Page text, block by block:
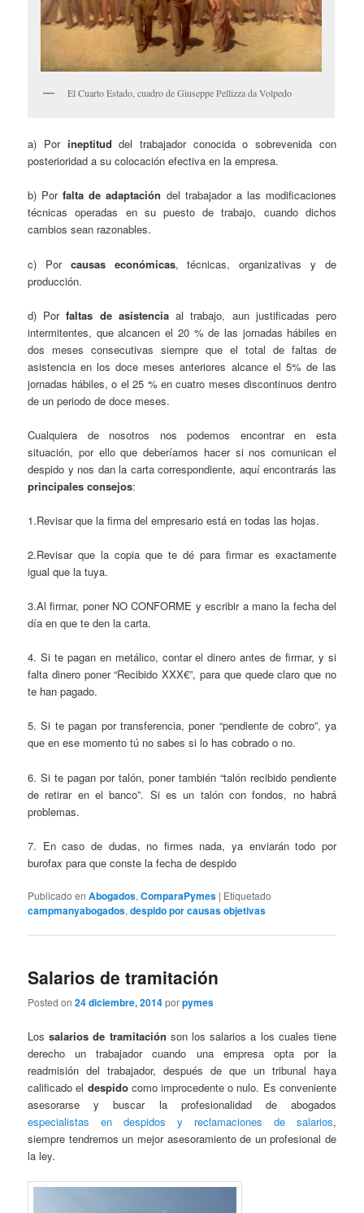
El Cuarto Estado, cuadro de Giuseppe Pellizza da Volpedo
a) Por ineptitud del trabajador conocida o sobrevenida con
posterioridad a su colocación efectiva en la empresa.
b) Porfalta de adaptación del trabajador a las modificaciones
técnicas operadas en su puesto de trabajo, cuando dichos
cambios sean razonables.
c) Por causas económicas, técnicas, organizativas y de
producción.
d) Porfaltas de asistenciaal trabajo, aun justificadas pero
intermitentes, que alcancen el 20 % de las jornadas hábiles en
dos meses consecutivas siempre que el total de faltas de
asistencia en los doce meses anteriores alcance el 5% de las
jornadas hábiles, o el 25 % en cuatro meses discontinuos dentro
de un periodo de doce meses.
Cualquiera de nosotros nos podemos encontrar en esta
situación, por ello que deberíamos hacer si nos comunican el
despido y nos dan la carta correspondiente, aquí encontrarás las
principales consejos:
1.Revisar que la firma del empresario está en todas las hojas.
2.Revisar que la copia que te dé para firmar es exactamente
igual que la tuya.
3.Al firmar, poner NO CONFORME y escribir a mano la fecha del
día en que te den la carta.
4. Si te pagan en metálico, contar el dinero antes de firmar, y si
falta dinero poner “Recibido XXX€”, para que quede claro que no
te han pagado.
5. Si te pagan por transferencia, poner “pendiente de cobro”, ya
que en ese momento tú no sabes si lo has cobrado o no.
6. Si te pagan por talón, poner también “talón recibido pendiente
de retirar en el banco”. Si es un talón con fondos, no habrá
problemas.
7. En caso de dudas, no firmes nada, ya enviarán todo por
burofax para que conste la fecha de despido
Publicado en Abogados,ComparaPymes | Etiquetado
campmanyabogados,despido por causas objetivas
Salarios de tramitación
Posted on24 diciembre, 2014porpymes
Lossalarios de tramitación son los salarios a los cuales tiene
derecho un trabajador cuando una empresa opta por la
readmisión del trabajador, después de que un tribunal haya
calificado el despidocomo improcedente o nulo. Es conveniente
asesorarse y buscar la profesionalidad de abogados
especialistas en despidos y reclamaciones de salarios,
siempre tendremos un mejor asesoramiento de un profesional de
la ley.